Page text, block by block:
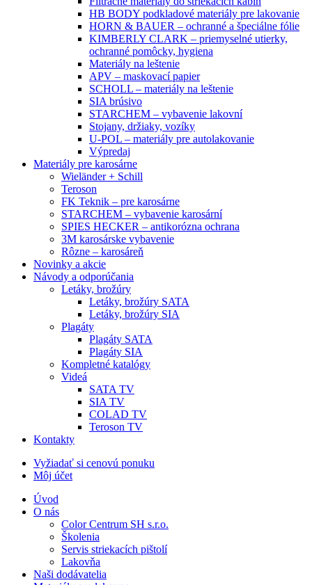
HB BODY podkladové materiály pre lakovanie
HORN & BAUER – ochranné a špeciálne fólie
KIMBERLY CLARK – priemyselné utierky,
ochranné pomôcky, hygiena
Materiály na leštenie
APV – maskovací papier
SCHOLL – materiály na leštenie
SIA brúsivo
STARCHEM – vybavenie lakovní
Stojany, držiaky, vozíky
U-POL – materiály pre autolakovanie
Výpredaj
Materiály pre karosárne
Wieländer + Schill
Teroson
FK Teknik – pre karosárne
STARCHEM – vybavenie karosární
SPIES HECKER – antikorózna ochrana
3M karosárske vybavenie
Rôzne – karosáreň
Novinky a akcie
Návody a odporúčania
Letáky, brožúry
Letáky, brožúry SATA
Letáky, brožúry SIA
Plagáty
Plagáty SATA
Plagáty SIA
Kompletné katalógy
Videá
SATA TV
SIA TV
COLAD TV
Teroson TV
Kontakty
Vyžiadať si cenovú ponuku
Môj účet
Úvod
O nás
Color Centrum SH s.r.o.
Školenia
Servis striekacích pištolí
Lakovňa
Naši dodávatelia